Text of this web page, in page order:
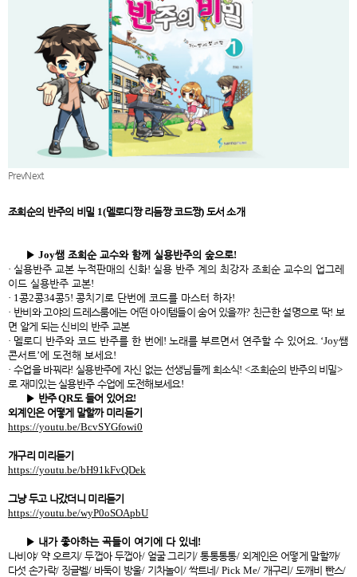
PrevNext
조희순의 반주의 비밀 1(멜로디짱 리듬짱 코드짱) 도서 소개
▶ Joy쌤 조희순 교수와 함께 실용반주의 숲으로!
· 실용반주 교본 누적판매의 신화! 실용 반주 계의 최강자 조희순 교수의 업그레
이드 실용반주 교본!
· 1콩2콩34콩5! 콩치기로 단번에 코드를 마스터 하자!
· 반비와 고야의 드레스룸에는 어떤 아이템들이 숨어 있을까? 친근한 설명으로 딱! 보
면 알게 되는 신비의 반주 교본
· 멜로디 반주와 코드 반주를 한 번에 ! 노래를 부르면서 연주할 수 있어요. ‘Joy쌤
콘서트’에 도전해 보세요!
· 수업을 바꿔라!실용반주에 자신 없는 선생님들께 희소식! <조희순의 반주의 비밀>
로 재미있는 실용반주 수업에 도전해보세요!
▶ 반주QR도 들어 있어요!
외계인은 어떻게 말할까 미리듣기
https://youtu.be/BcvSYGfowi0
개구리 미리듣기
https://youtu.be/bH91kFvQDek
그냥 두고 나갔더니 미리듣기
https://youtu.be/wyP0oSOApbU
▶ 내가 좋아하는 곡들이 여기에 다 있네 !
나비야/ 약 오르지/두껍아 두껍아/ 얼굴 그리기/통통통통/ 외계인은 어떻게 말할까/
다섯 손가락/ 징글벨/ 바둑이 방울/ 기차놀이 / 싹트네 / Pick Me/ 개구리 / 도깨비 빤스/